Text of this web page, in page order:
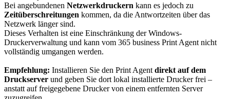
Bei angebundenen Netzwerkdruckern kann es jedoch zu
Zeitüberschreitungen kommen, da die Antwortzeiten über das
Netzwerk länger sind.
Dieses Verhalten ist eine Einschränkung der Windows-
Druckerverwaltung und kann vom 365 business Print Agent nicht
vollständig umgangen werden.
Empfehlung: Installieren Sie den Print Agent direkt auf dem
Druckserver und geben Sie dort lokal installierte Drucker frei –
anstatt auf freigegebene Drucker von einem entfernten Server